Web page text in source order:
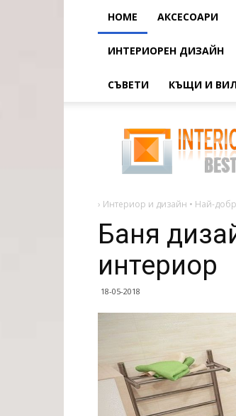
HOME АКСЕСОАРИ
ИНТЕРИОРЕН ДИЗАЙН
СЪВЕТИ КЪЩИ И
дизайн
5
кв.
м
-
интериор
› Интериор и дизайн • Най-
Баня
интериор
18-05-2018